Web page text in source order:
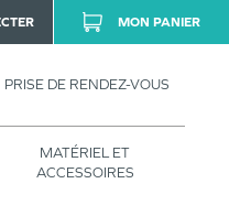
PRISE DE RENDEZ-VOUS
MATÉRIEL ET
ACCESSOIRES
MON PANIER